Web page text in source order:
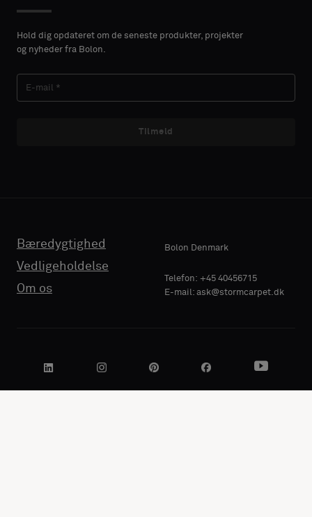
Hold dig opdateret om de seneste produkter, projekter
og nyheder fra Bolon.
Tilmeld
Bæredygtighed
Vedligeholdelse
Om os
Bolon Denmark
Telefon: +45 40456715
E-mail: ask@stormcarpet.dk